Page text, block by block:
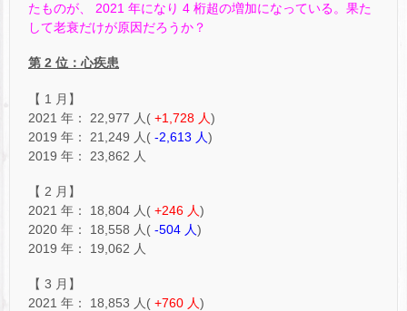
たものが、 2021 年になり 4 桁超の増加になっている。果た
して老衰だけが原因だろうか？
第 2 位：心疾患
【 1 月】
2021 年： 22,977 人( +1,728 人)
2019 年： 21,249 人( -2,613 人)
2019 年： 23,862 人
【 2 月】
2021 年： 18,804 人( +246 人)
2020 年： 18,558 人( -504 人)
2019 年： 19,062 人
【 3 月】
2021 年： 18,853 人( +760 人)